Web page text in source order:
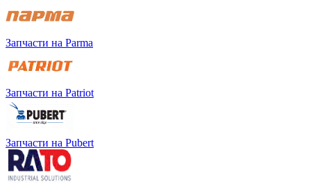
Запчасти на Parma
Запчасти на Patriot
Запчасти на Pubert